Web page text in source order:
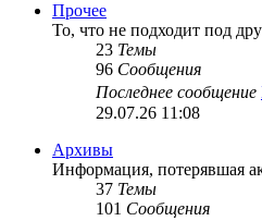
Прочее
То, что не подходит под
23 Темы
96 Сообщения
Последнее сообщение
29.07.26 11:08
Архивы
Информация, потерявшая
37 Темы
101 Сообщения